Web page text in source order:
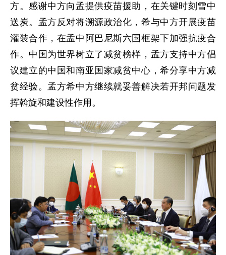
方。感谢中方向孟提供疫苗援助，在关键时刻雪中
送炭。孟方反对将溯源政治化，希与中方开展疫苗
灌装合作，在孟中阿巴尼斯六国框架下加强抗疫合
作。中国为世界树立了减贫榜样，孟方支持中方倡
议建立的中国和南亚国家减贫中心，希分享中方减
贫经验。孟方希中方继续就妥善解决若开邦问题发
挥斡旋和建设性作用。